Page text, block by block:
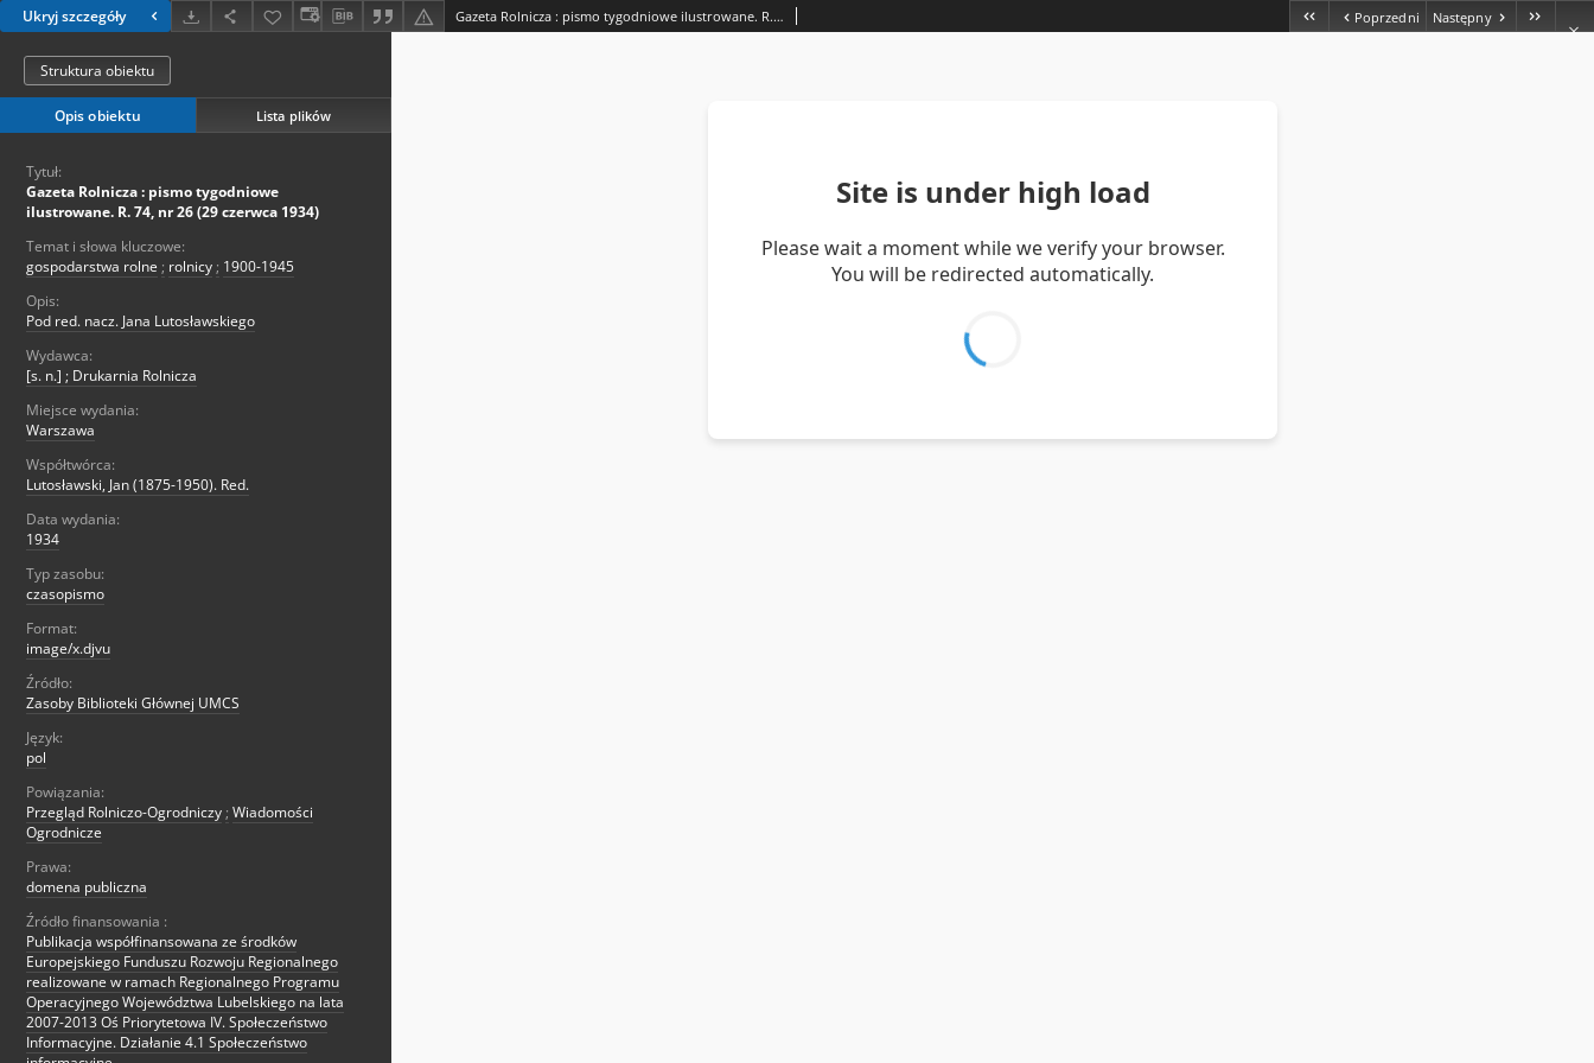
Ukryj szczegóły Gazeta Rolnicza : pismo tygodniowe ilustrowane. R. 74, nr 26 (29 czerwca 1934) Poprzedni Następny
Struktura obiektu
Opis obiektu Lista plików
Tytuł:
Gazeta Rolnicza : pismo tygodniowe
ilustrowane. R. 74, nr 26 (29 czerwca 1934)
Temat i słowa kluczowe:
gospodarstwa rolne ; rolnicy ; 1900-1945
Opis:
Pod red. nacz. Jana Lutosławskiego
Wydawca:
[s. n.] ; Drukarnia Rolnicza
Miejsce wydania:
Warszawa
Współtwórca:
Lutosławski, Jan (1875-1950). Red.
Data wydania:
1934
Typ zasobu:
czasopismo
Format:
image/x.djvu
Źródło:
Zasoby Biblioteki Głównej UMCS
Język:
pol
Powiązania:
Przegląd Rolniczo-Ogrodniczy ; Wiadomości
Ogrodnicze
Prawa:
domena publiczna
Źródło finansowania :
Publikacja współfinansowana ze środków
Europejskiego Funduszu Rozwoju Regionalnego
realizowane w ramach Regionalnego Programu
Operacyjnego Województwa Lubelskiego na lata
2007-2013 Oś Priorytetowa IV. Społeczeństwo
Informacyjne. Działanie 4.1 Społeczeństwo